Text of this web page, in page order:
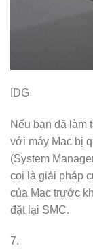
IDG
Nếu bạn đã làm
với máy Mac bị
(System
coi là giải pháp
của Mac trước
đặt lại SMC.
7.